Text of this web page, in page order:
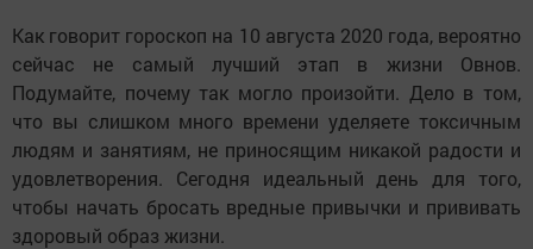
Как говорит гороскоп на 10 августа 2020 года, вероятно
сейчас не самый лучший этап в жизни Овнов.
Подумайте, почему так могло произойти. Дело в том,
что вы слишком много времени уделяете токсичным
людям и занятиям, не приносящим никакой радости и
удовлетворения. Сегодня идеальный день для того,
чтобы начать бросать вредные привычки и прививать
здоровый образ жизни.